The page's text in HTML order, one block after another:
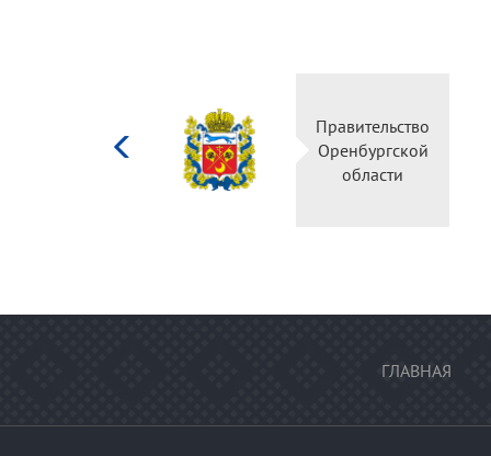
Министерство
культуры
Российской
ГЛАВНАЯ